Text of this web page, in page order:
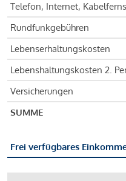
Telefon, Internet,
Rundfunkgebühren
Lebenserhaltungskosten
Lebenshaltungskosten 2.
Versicherungen
SUMME
Frei verfügbares